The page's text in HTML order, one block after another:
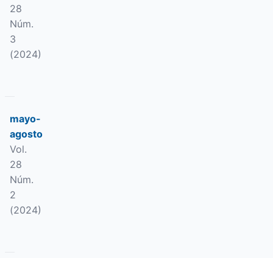
28
Núm.
3
(2024)
mayo-
agosto
Vol.
28
Núm.
2
(2024)